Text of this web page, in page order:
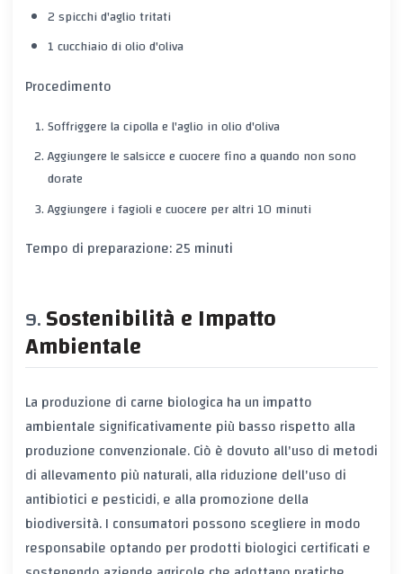
2 spicchi d'aglio tritati
1 cucchiaio di olio d'oliva
Procedimento
Soffriggere la cipolla e l'aglio in olio d'oliva
Aggiungere le salsicce e cuocere fino a quando non sono
dorate
Aggiungere i fagioli e cuocere per altri 10 minuti
Tempo di preparazione: 25 minuti
Sostenibilità e Impatto
Ambientale
La produzione di carne biologica ha un impatto
ambientale significativamente più basso rispetto alla
produzione convenzionale. Ciò è dovuto all'uso di metodi
di allevamento più naturali, alla riduzione dell'uso di
antibiotici e pesticidi, e alla promozione della
biodiversità. I consumatori possono scegliere in modo
responsabile optando per prodotti biologici certificati e